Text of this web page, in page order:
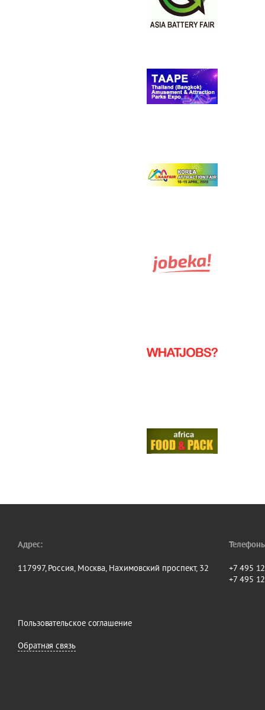
Адрес:
117997, Россия, Москва, Нахимовский проспект, 32
+7 495
+7 495
Пользовательское соглашение
Обратная связь